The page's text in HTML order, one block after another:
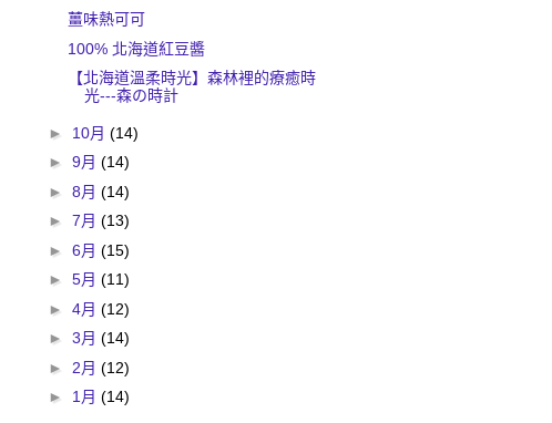
薑味熱可可
100% 北海道紅豆醬
【北海道溫柔時光】森林裡的療癒時
光---森の時計
► 10月 (14)
► 9月 (14)
► 8月 (14)
► 7月 (13)
► 6月 (15)
► 5月 (11)
► 4月 (12)
► 3月 (14)
► 2月 (12)
► 1月 (14)